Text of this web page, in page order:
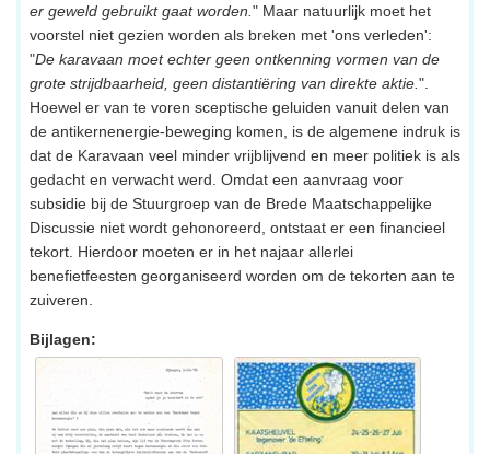
er geweld gebruikt gaat worden. " Maar natuurlijk moet het
voorstel niet gezien worden als breken met 'ons verleden':
"De karavaan moet echter geen ontkenning vormen van de
grote strijdbaarheid, geen distantiëring van direkte aktie. ".
Hoewel er van te voren sceptische geluiden vanuit delen van
de antikernenergie-beweging komen, is de algemene indruk is
dat de Karavaan veel minder vrijblijvend en meer politiek is als
gedacht en verwacht werd. Omdat een aanvraag voor
subsidie bij de Stuurgroep van de Brede Maatschappelijke
Discussie niet wordt gehonoreerd, ontstaat er een financieel
tekort. Hierdoor moeten er in het najaar allerlei
benefietfeesten georganiseerd worden om de tekorten aan te
zuiveren.
Bijlagen: